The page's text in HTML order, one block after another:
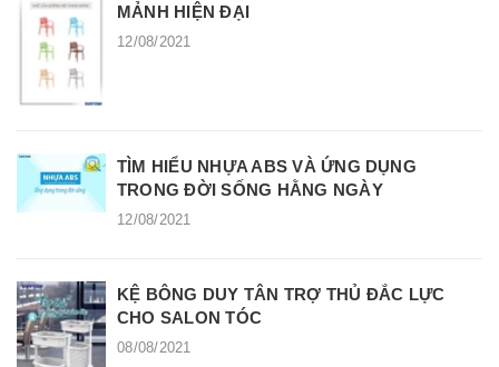
MẢNH HIỆN ĐẠI
12/08/2021
TÌM HIỂU NHỰA ABS VÀ ỨNG DỤNG
TRONG ĐỜI SỐNG HẰNG NGÀY
12/08/2021
KỆ BÔNG DUY TÂN TRỢ THỦ ĐẮC LỰC
CHO SALON TÓC
08/08/2021